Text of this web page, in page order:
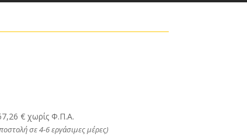
€ χωρίς Φ.Π.Α.
σε 4-6 εργάσιμες μέρες)